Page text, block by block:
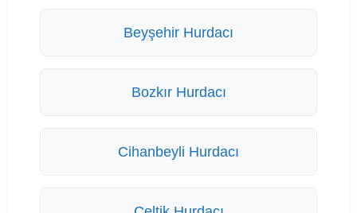
Beyşehir Hurdacı
Bozkır Hurdacı
Cihanbeyli Hurdacı